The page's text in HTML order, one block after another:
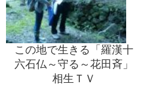
この地で生きる「羅漢十
六石仏～守る～花田斉」
相生ＴＶ